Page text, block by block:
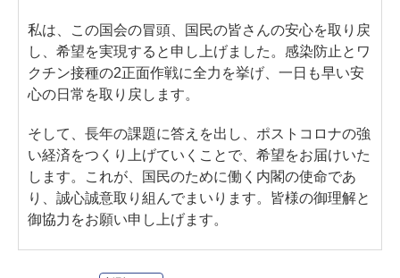
私は、この国会の冒頭、国民の皆さんの安心を取り戻
し、希望を実現すると申し上げました。感染防止とワ
クチン接種の2正面作戦に全力を挙げ、一日も早い安
心の日常を取り戻します。
そして、長年の課題に答えを出し、ポストコロナの強
い経済をつくり上げていくことで、希望をお届けいた
します。これが、国民のために働く内閣の使命であ
り、誠心誠意取り組んでまいります。皆様の御理解と
御協力をお願い申し上げます。